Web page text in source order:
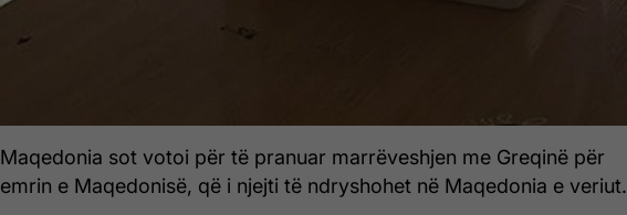
Maqedonia sot votoi për të pranuar marrëveshjen me Greqinë për
emrin e Maqedonisë, që i njejti të ndryshohet në Maqedonia e veriut.